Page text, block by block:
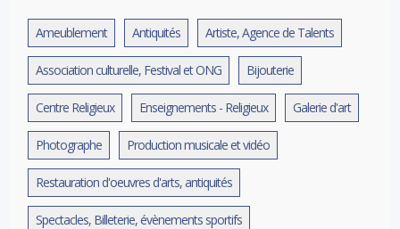
Ameublement Antiquités Artiste, Agence de Talents
Association culturelle, Festival et ONG Bijouterie
Centre Religieux Enseignements - Religieux Galerie d'art
Photographe Production musicale et vidéo
Restauration d'oeuvres d'arts, antiquités
Spectacles, Billeterie, évènements sportifs